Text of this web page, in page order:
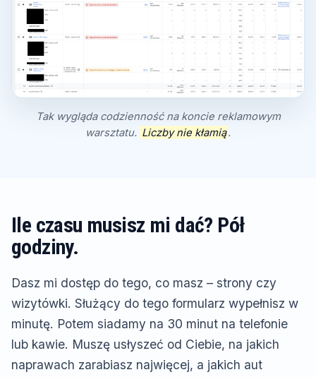
Tak wygląda codzienność na koncie reklamowym
warsztatu. Liczby nie kłamią.
Ile czasu musisz mi dać? Pół
godziny.
Dasz mi dostęp do tego, co masz – strony czy
wizytówki. Służący do tego formularz wypełnisz w
minutę. Potem siadamy na 30 minut na telefonie
lub kawie. Muszę usłyszeć od Ciebie, na jakich
naprawach zarabiasz najwięcej, a jakich aut